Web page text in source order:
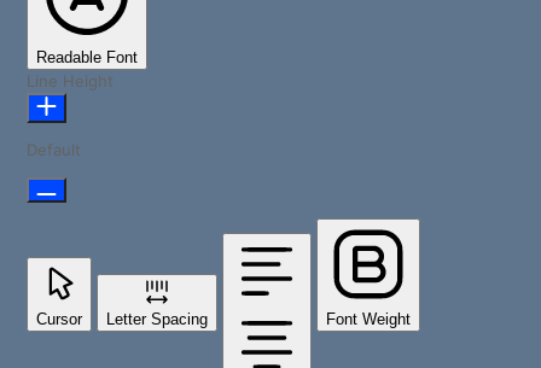
Readable Font
Line Height
Default
Cursor Letter Spacing Font Weight